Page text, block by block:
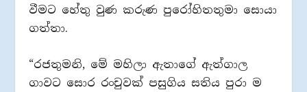
වීමට හේතු වුණ කරුණ පුරෝහිතතුමා සොයා
ගත්තා.
“රජතුමනි, මේ මහිලා ඇතාගේ ඇත්ගාල
ගාවට සොර රංචුවක් පසුගිය සතිය පුරා ම